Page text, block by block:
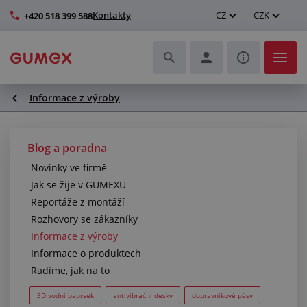
+420 518 399 588Kontakty CZ CZK
Hadice a jejich kompletace
Technické plasty
Dopravníkové pásy a montáž
Zlepšení pracovního prostředí
Další pryžové a plastové výrobky
Informace z výroby
Blog a poradna
Novinky ve firmě
Jak se žije v GUMEXU
Reportáže z montáží
Rozhovory se zákazníky
Informace z výroby
Informace o produktech
Radíme, jak na to
3D vodní paprsek antivibrační desky dopravníkové pásy